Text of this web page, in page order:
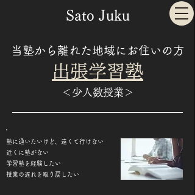
Sato Juku
当塾から離れた地域にお住いの方
出張学習塾
＜​少人数授業＞
​塾に通いたいけど、遠くて行けない
近くに塾がない
学習塾を経験したい​
​授業の遅れを取り戻したい